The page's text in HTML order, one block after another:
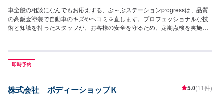
車全般の相談になんでもお応えする、ぶ～ぶステーションprogressは、品質
の高鈑金塗装で自動車のキズやヘコミを直します。プロフェッショナルな技
術と知識を持ったスタッフが、お客様の安全を守るため、定期点検を実施し
グまで、幅広いサービスを手掛けております。太田の地域密着で、アフター
フォローにも素早く対応します。お客様に喜んでいただける的確なアドバイ
スを心掛けております。
即時予約
株式会社 ボディーショップＫ 5.0(11件)